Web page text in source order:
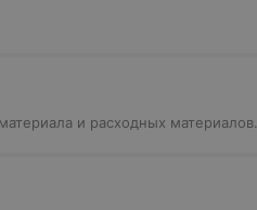
и расходных материалов.